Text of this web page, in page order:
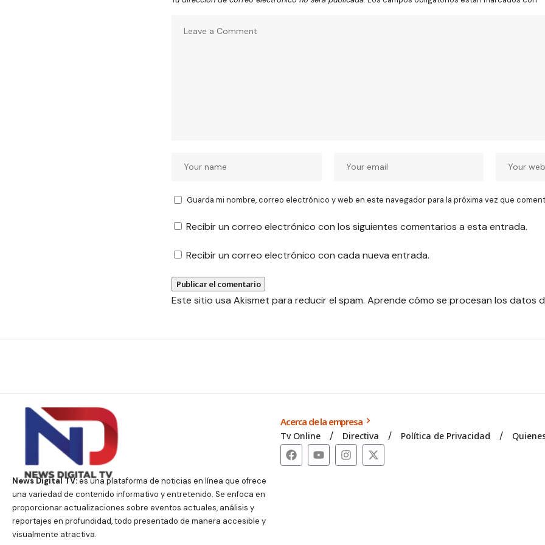
Guarda mi nombre, correo electrónico y web en este navegador para la próxima vez que
Recibir un correo electrónico con los siguientes comentarios a esta entrada.
Recibir un correo electrónico con cada nueva entrada.
Este sitio usa Akismet para reducir el spam. Aprende cómo se procesan los datos
News Digital TV:es una plataforma de noticias en línea que ofrece
una variedad de contenido informativo y entretenido. Se enfoca en
proporcionar actualizaciones sobre eventos actuales, análisis y
reportajes en profundidad, todo presentado de manera accesible y
visualmente atractiva.
Acerca de la empresa
Tv Online Directiva Política de Privacidad